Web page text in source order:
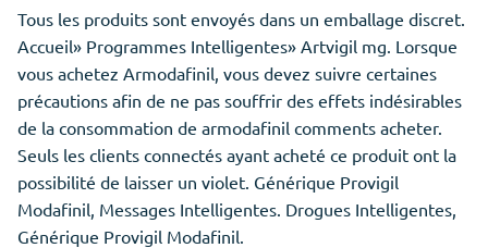
Tous les produits sont envoyés dans un emballage discret.
Accueil» Programmes Intelligentes» Artvigil mg. Lorsque
vous achetez Armodafinil, vous devez suivre certaines
précautions afin de ne pas souffrir des effets indésirables
de la consommation de armodafinil comments acheter.
Seuls les clients connectés ayant acheté ce produit ont la
possibilité de laisser un violet. Générique Provigil
Modafinil, Messages Intelligentes. Drogues Intelligentes,
Générique Provigil Modafinil.